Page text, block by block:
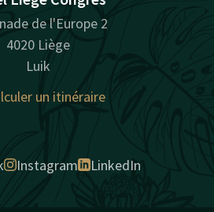
de l'Europe 2
4020 Liège
Luik
un itinéraire
Instagram LinkedIn